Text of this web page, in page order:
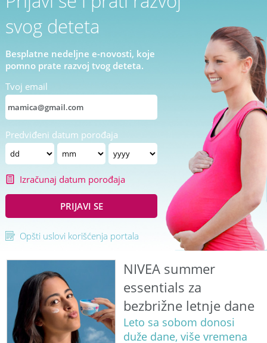
svog deteta
Besplatne nedeljne e-novosti, koje
pomno prate razvoj tvog deteta.
Tvoj email
Predviđeni datum porođaja
Izračunaj datum porođaja
PRIJAVI SE
Opšti uslovi korišćenja portala
NIVEA summer
essentials za
bezbrižne letnje dane
Leto sa sobom donosi
duže dane, više vremena